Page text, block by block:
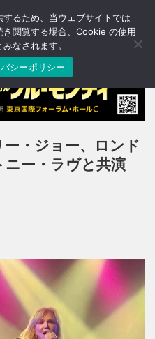
T
o
n
a
v
i
g
o
・ジョー、ロンド
ー・ラヴと共演
るため、当ウェブサイトでは
閲覧する場合、Cookie の使用
なされます。
シーポリシー